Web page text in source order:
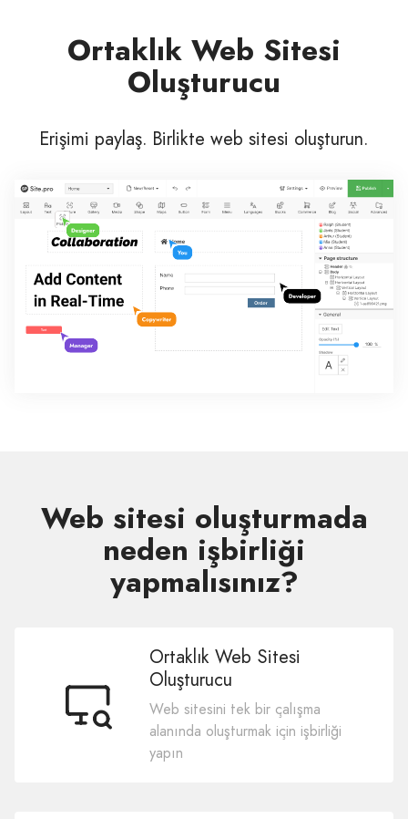
Ortaklık Web Sitesi
Oluşturucu
Erişimi paylaş. Birlikte web sitesi oluşturun.
Web sitesi oluşturmada
neden işbirliği
yapmalısınız?
Ortaklık Web Sitesi
Oluşturucu
Web sitesini tek bir çalışma
alanında oluşturmak için işbirliği
yapın